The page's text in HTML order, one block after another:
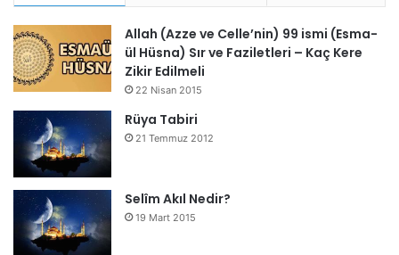
Allah (Azze ve Celle’nin) 99 ismi (Esma-
ül Hüsna) Sır ve Faziletleri – Kaç Kere
Zikir Edilmeli
22 Nisan 2015
Rüya Tabiri
21 Temmuz 2012
Selîm Akıl Nedir?
19 Mart 2015